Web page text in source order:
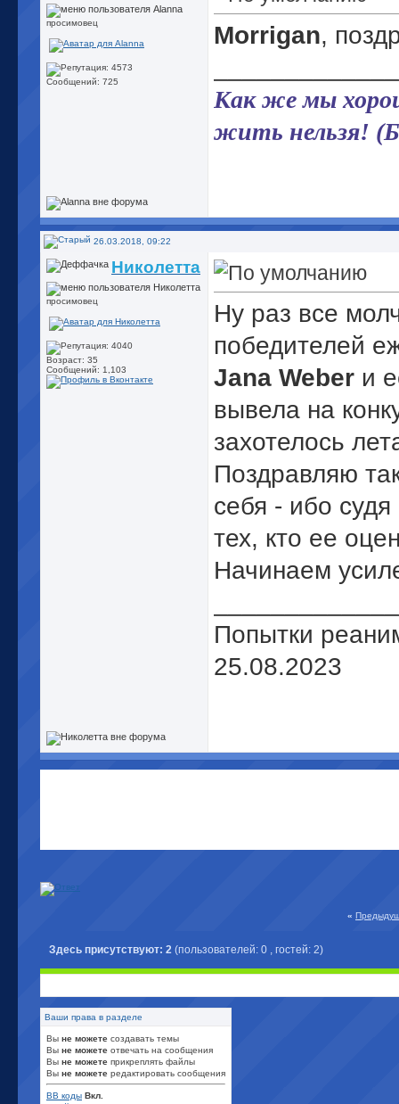
просимовец
Сообщений: 725
Morrigan,
Как же мы
жить нельзя!
26.03.2018, 09:22
Николетта
просимовец
Возраст: 35
Сообщений: 1,103
Ну раз все
победителей
Jana Weber и
вывела на
захотелось
Поздравляю
себя - ибо
тех, кто ее
Начинаем
Попытки
25.08.2023
реальность,
Первая
«
Здесь присутствуют: 2 (пользователей: 0 , гостей: 2)
Ваши права в разделе
Вы не можете создавать темы
Вы не можете отвечать на сообщения
Вы не можете прикреплять файлы
Вы не можете редактировать сообщения
BB коды Вкл.